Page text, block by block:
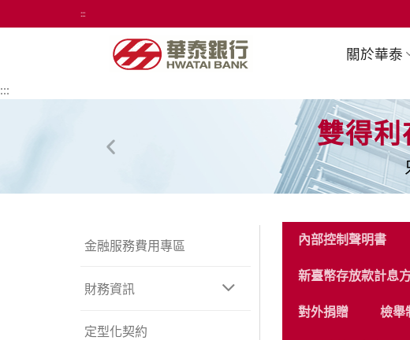
:::
關於華泰
:::
雙得利
金融服務費用專區
財務資訊
定型化契約
內部控制聲明書
新臺幣存放款計息
對外捐贈 檢舉